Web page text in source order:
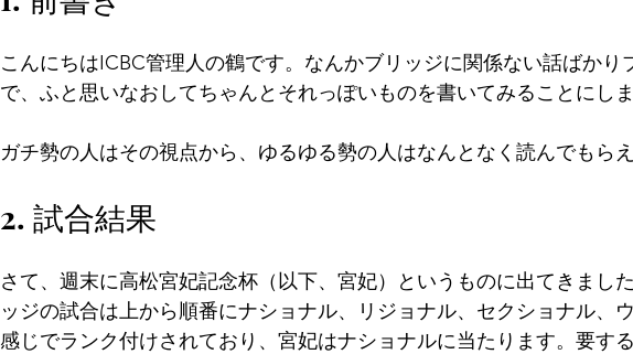
こんにちはICBC管理人の鶴です。なんかブリッジに関係ない話ばかり
で、ふと思いなおしてちゃんとそれっぽいものを書いてみることにしま
ガチ勢の人はその視点から、ゆるゆる勢の人はなんとなく読んでもら
2. 試合結果
さて、週末に高松宮妃記念杯（以下、宮妃）というものに出てきまし
ッジの試合は上から順番にナショナル、リジョナル、セクショナル、
感じでランク付けされており、宮妃はナショナルに当たります。要す